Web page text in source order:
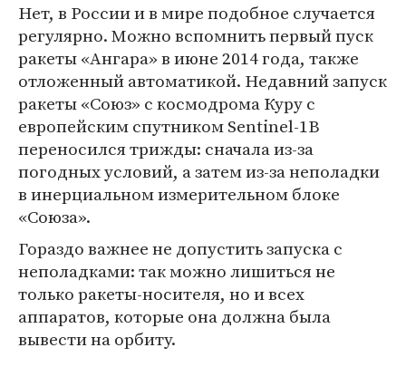
Нет, в России и в мире подобное случается
регулярно. Можно вспомнить первый пуск
ракеты «Ангара» в июне 2014 года, также
отложенный автоматикой. Недавний запуск
ракеты «Союз» с космодрома Куру с
европейским спутником Sentinel-1B
переносился трижды: сначала из-за
погодных условий, а затем из-за неполадки
в инерциальном измерительном блоке
«Союза».
Гораздо важнее не допустить запуска с
неполадками: так можно лишиться не
только ракеты-носителя, но и всех
аппаратов, которые она должна была
вывести на орбиту.